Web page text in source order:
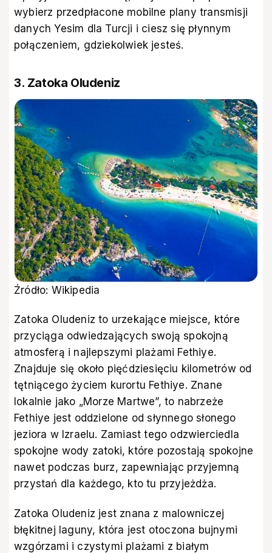
wybierz przedpłacone mobilne plany transmisji
danych Yesim dla Turcji i ciesz się płynnym
połączeniem, gdziekolwiek jesteś.
3. Zatoka Oludeniz
Źródło: Wikipedia
Zatoka Oludeniz to urzekające miejsce, które
przyciąga odwiedzających swoją spokojną
atmosferą i najlepszymi plażami Fethiye.
Znajduje się około pięćdziesięciu kilometrów od
tętniącego życiem kurortu Fethiye. Znane
lokalnie jako „Morze Martwe”, to nabrzeże
Fethiye jest oddzielone od słynnego słonego
jeziora w Izraelu. Zamiast tego odzwierciedla
spokojne wody zatoki, które pozostają spokojne
nawet podczas burz, zapewniając przyjemną
przystań dla każdego, kto tu przyjeżdża.
Zatoka Oludeniz jest znana z malowniczej
błękitnej laguny, która jest otoczona bujnymi
wzgórzami i czystymi plażami z białym